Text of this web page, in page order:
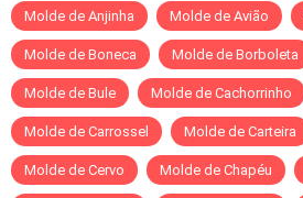
Molde de Anjinha Molde de Avião
Molde de Boneca Molde de Borboleta
Molde de Bule Molde de Cachorrinho
Molde de Carrossel Molde de Carteira
Molde de Cervo Molde de Chapéu